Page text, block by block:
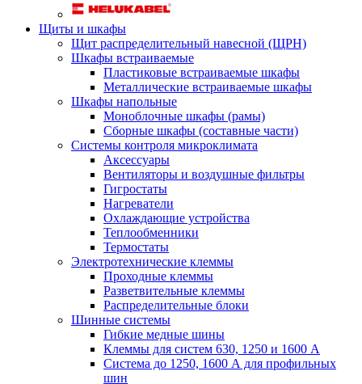
Щиты и шкафы
Щит распределительный навесной (ЩРН)
Шкафы встраиваемые
Пластиковые встраиваемые шкафы
Металлические встраиваемые шкафы
Шкафы напольные
Моноблочные шкафы (рамы)
Сборные шкафы (составные части)
Системы контроля микроклимата
Аксессуары
Вентиляторы и воздушные фильтры
Гигростаты
Нагреватели
Охлаждающие устройства
Теплообменники
Термостаты
Электротехнические клеммы
Проходные клеммы
Разветвительные клеммы
Распределительные блоки
Шинные системы
Гибкие медные шины
Клеммы для систем 630, 1250 и 1600 А
Система до 1250, 1600 А для профильных
шин